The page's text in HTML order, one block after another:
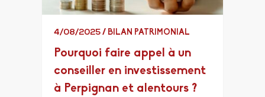
4/08/2025 / BILAN PATRIMONIAL
Pourquoi faire appel à un
conseiller en investissement
à Perpignan et alentours ?